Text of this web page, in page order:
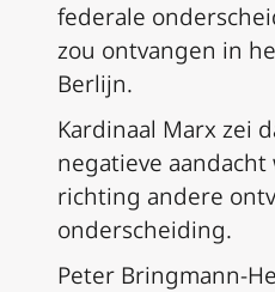
federale
zou ontvangen in
Berlijn.
Kardinaal Marx zei
negatieve
richting andere
onderscheiding.
Peter Bringmann-